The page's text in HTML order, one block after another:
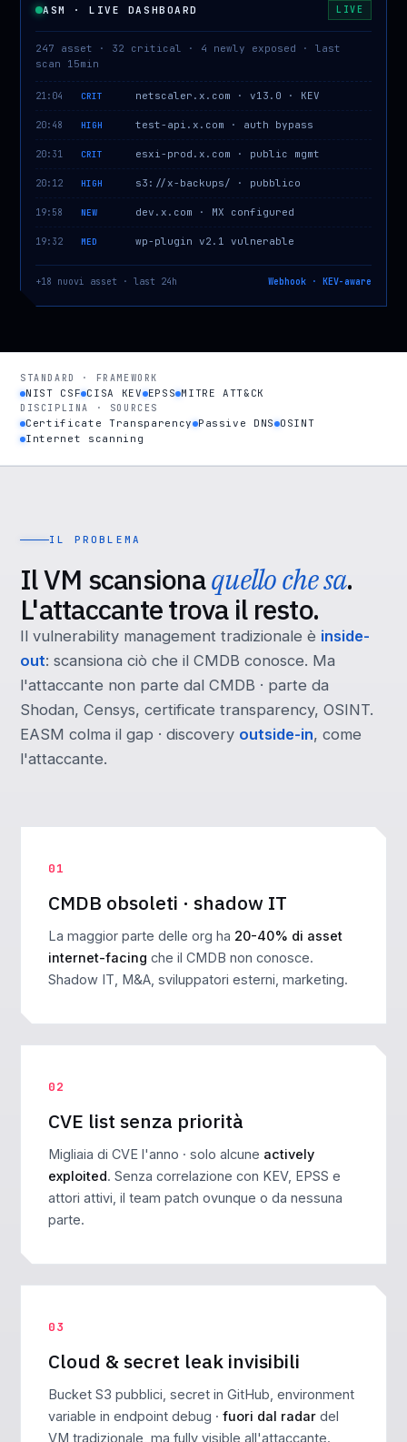
ASM · LIVE DASHBOARD LIVE
247 asset · 32 critical · 4 newly exposed · last
scan 15min
21:04 CRIT netscaler.x.com · v13.0 · KEV
20:48 HIGH test-api.x.com · auth bypass
20:31 CRIT esxi-prod.x.com · public mgmt
20:12 HIGH s3://x-backups/ · pubblico
19:58 NEW dev.x.com · MX configured
19:32 MED wp-plugin v2.1 vulnerable
+18 nuovi asset · last 24h Webhook · KEV-aware
STANDARD · FRAMEWORK
NIST CSF CISA KEV EPSS MITRE ATT&CK
DISCIPLINA · SOURCES
Certificate Transparency Passive DNS OSINT
Internet scanning
IL PROBLEMA
Il VM scansionaquello che sa.
L'attaccante trova il resto.
Il vulnerability management tradizionale è inside-
out: scansiona ciò che il CMDB conosce. Ma
l'attaccante non parte dal CMDB · parte da
Shodan, Censys, certificate transparency, OSINT.
EASM colma il gap · discovery outside-in, come
l'attaccante.
01
CMDB obsoleti · shadow IT
La maggior parte delle org ha 20-40% di asset
internet-facing che il CMDB non conosce.
Shadow IT, M&A, sviluppatori esterni, marketing.
02
CVE list senza priorità
Migliaia di CVE l'anno · solo alcune actively
exploited. Senza correlazione con KEV, EPSS e
attori attivi, il team patch ovunque o da nessuna
parte.
03
Cloud & secret leak invisibili
Bucket S3 pubblici, secret in GitHub, environment
variable in endpoint debug · fuori dal radar del
VM tradizionale, ma fully visible all'attaccante.